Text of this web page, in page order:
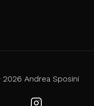
Andrea Sposini